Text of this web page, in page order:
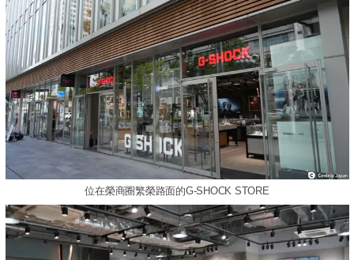
位在榮商圈繁榮路面的G-SHOCK STORE